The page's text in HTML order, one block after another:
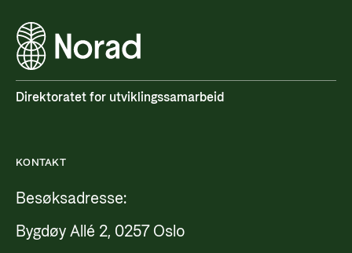
Direktoratet for utviklingssamarbeid
KONTAKT
Besøksadresse:
Bygdøy Allé 2, 0257 Oslo